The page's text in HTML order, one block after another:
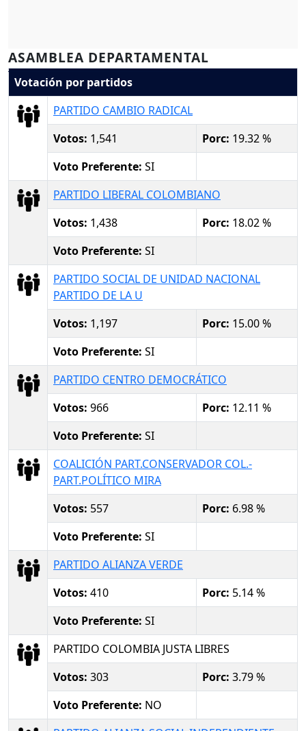
ASAMBLEA DEPARTAMENTAL
Votación por partidos
PARTIDO CAMBIO RADICAL
Votos: 1,541 Porc: 19.32 %
Voto Preferente: SI
PARTIDO LIBERAL COLOMBIANO
Votos: 1,438 Porc: 18.02 %
Voto Preferente: SI
PARTIDO SOCIAL DE UNIDAD NACIONAL
PARTIDO DE LA U
Votos: 1,197 Porc: 15.00 %
Voto Preferente: SI
PARTIDO CENTRO DEMOCRÁTICO
Votos: 966 Porc: 12.11 %
Voto Preferente: SI
COALICIÓN PART.CONSERVADOR COL.-
PART.POLÍTICO MIRA
Votos: 557 Porc: 6.98 %
Voto Preferente: SI
PARTIDO ALIANZA VERDE
Votos: 410 Porc: 5.14 %
Voto Preferente: SI
PARTIDO COLOMBIA JUSTA LIBRES
Votos: 303 Porc: 3.79 %
Voto Preferente: NO